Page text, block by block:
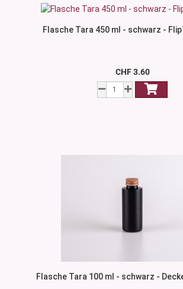
Flasche Tara 450 ml - schwarz -
CHF 3.60
Flasche Tara 100 ml - schwarz -